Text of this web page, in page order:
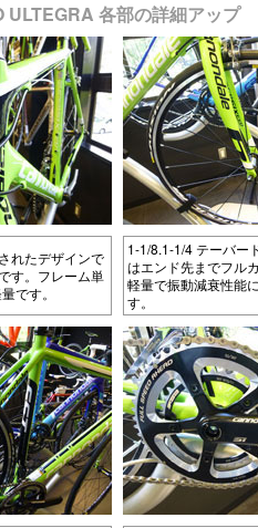
ULTEGRA 各部の詳細アップ
れたデザインで
す。フレーム単
です。
1-1/8.1-1/4 テーバー
はエンド先までフル
軽量で振動減衰性能
す。